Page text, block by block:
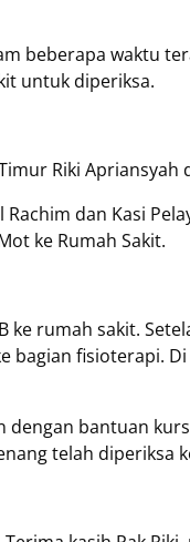
beberapa waktu
untuk diperiksa.
Riki
dan Kasi
ke Rumah Sakit.
ke rumah sakit.
bagian fisioterapi.
dengan bantuan
telah diperiksa